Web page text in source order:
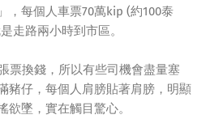
，每個人車票70萬kip (約100泰
走路兩小時到市區。
票換錢，所以有些司機會盡量塞
豬仔，每個人肩膀貼著肩膀，明顯
墜，實在觸目驚心。